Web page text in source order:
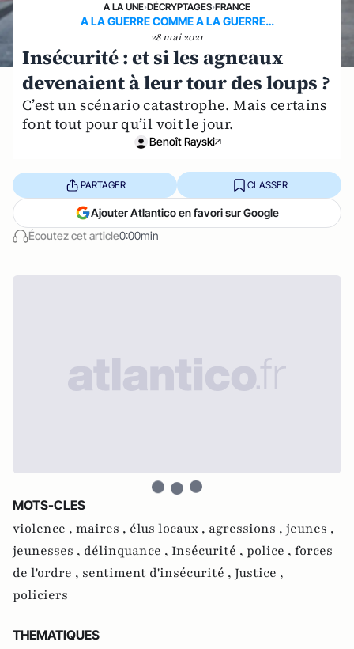
A LA UNE›DÉCRYPTAGES›FRANCE
A LA GUERRE COMME A LA GUERRE…
28 mai 2021
Insécurité : et si les agneaux
devenaient à leur tour des loups ?
C’est un scénario catastrophe. Mais certains
font tout pour qu’il voit le jour.
Benoît Rayski
Écoutez cet article0:00min
PARTAGER CLASSER
Ajouter Atlantico en favori sur Google
MOTS-CLES
violence , maires , élus locaux , agressions , jeunes ,
jeunesses , délinquance , Insécurité , police , forces
de l'ordre , sentiment d'insécurité , Justice ,
policiers
THEMATIQUES